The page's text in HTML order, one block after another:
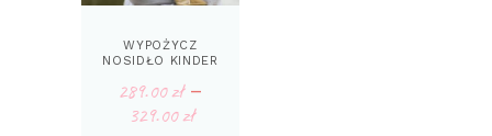
WYPOŻYCZ
NOSIDŁO KINDER
289.00zł –
329.00złZakres